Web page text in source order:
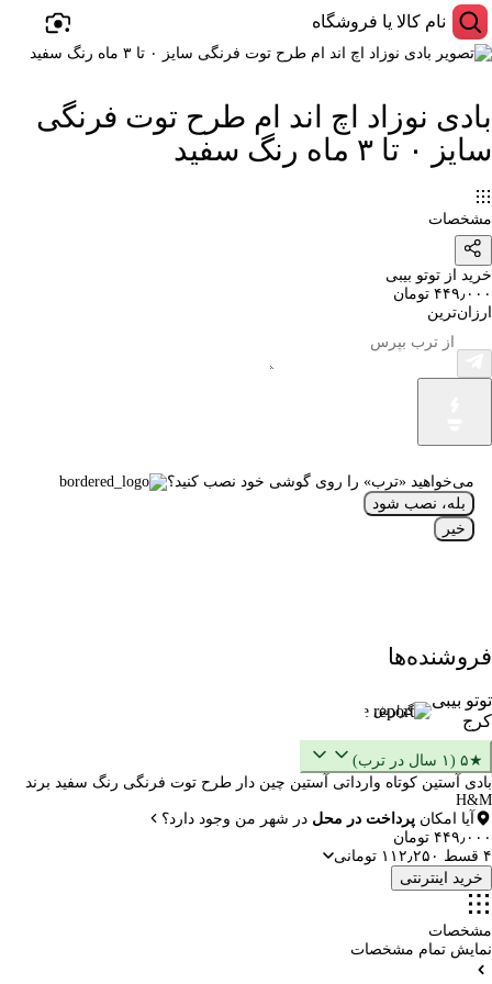
بادی نوزاد اچ اند ام طرح توت فرنگی
سایز ۰ تا ۳ ماه رنگ سفید
مشخصات
خرید از توتو بیبی
۴۴۹٫۰۰۰ تومان
ارزان‌ترین
می‌خواهید «ترب» را روی گوشی خود نصب کنید؟
بله، نصب شود
خیر
فروشنده‌ها
توتو بیبی
کرج
گزارش
★۵ (۱ سال در ترب)
بادی آستین کوتاه وارداتی آستین چین دار طرح توت فرنگی رنگ سفید برند
H&M
آیا امکان پرداخت در محل در شهر من وجود دارد؟
۴۴۹٫۰۰۰ تومان
۴ قسط ۱۱۲٫۲۵۰ تومانی
خرید اینترنتی
مشخصات
نمایش تمام مشخصات